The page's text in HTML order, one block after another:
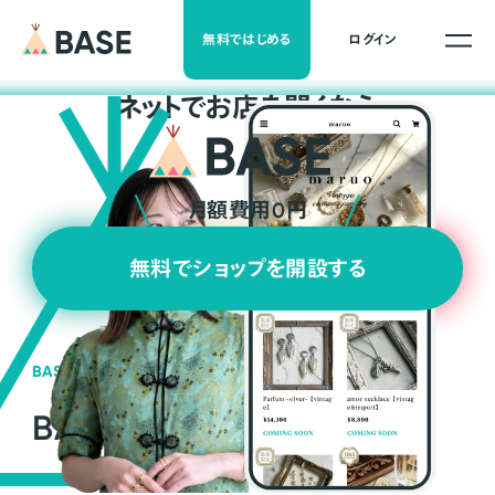
無料ではじめる ログイン
ネットでお店を開くなら
月額費用0円
無料でショップを開設する
BASEの強み
BASEが強い3つの理由